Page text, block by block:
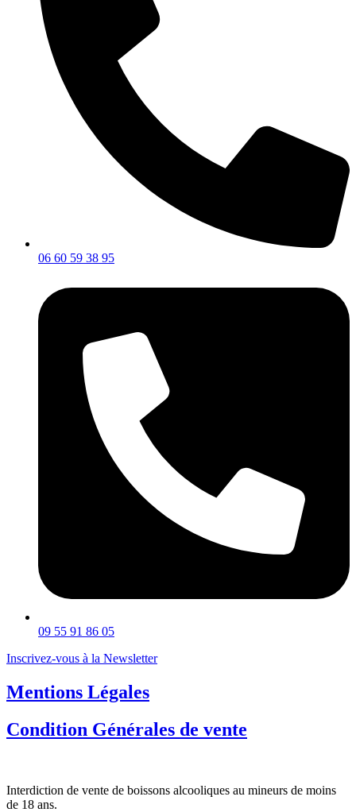
06 60 59 38 95
09 55 91 86 05
Inscrivez-vous à la Newsletter
Mentions Légales
Condition Générales de vente
Interdiction de vente de boissons alcooliques au mineurs de moins
de 18 ans.